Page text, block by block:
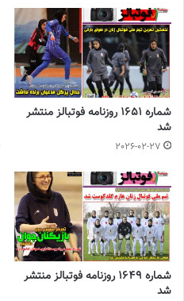
بهره مند شویم.
◾️با فوتبالز همراه شوید◾️فوتبالز را
◾️
footballs.women@
برچسب ها روزنامه فوتبالز فوتبالشماره 1651 روزنامه فوتبالز منتشر
شد
2026-02-27
شماره 1649 روزنامه فوتبالز منتشر
شد